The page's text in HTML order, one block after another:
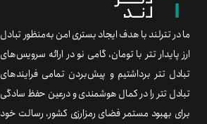
ما در تترلند با هدف ایجاد بستری امن به‌منظور تبادل
ارز پایدار تتر با تومان، گامی نو در ارائه سرویس‌های
تبادل تتر برداشتیم و پیش‌بردن تمامی فرایندهای
تبادل تتر را در کمال هوشمندی و درعین حفظ سادگی
برای بهبود مستمر فضای رمزارزی کشور، رسالت خود